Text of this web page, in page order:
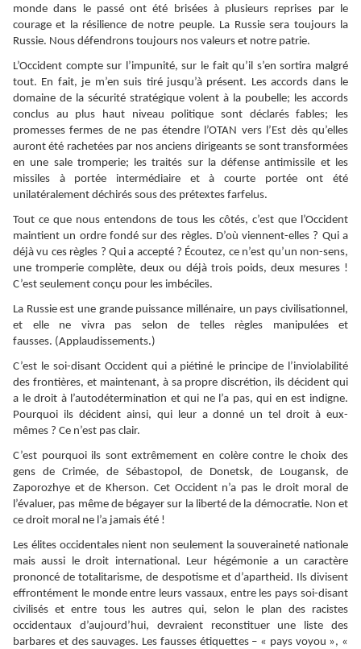
monde dans le passé ont été brisées à plusieurs reprises par le
courage et la résilience de notre peuple. La Russie sera toujours la
Russie. Nous défendrons toujours nos valeurs et notre patrie.
L’Occident compte sur l’impunité, sur le fait qu’il s’en sortira malgré
tout. En fait, je m’en suis tiré jusqu’à présent. Les accords dans le
domaine de la sécurité stratégique volent à la poubelle; les accords
conclus au plus haut niveau politique sont déclarés fables; les
promesses fermes de ne pas étendre l’OTAN vers l’Est dès qu’elles
auront été rachetées par nos anciens dirigeants se sont transformées
en une sale tromperie; les traités sur la défense antimissile et les
missiles à portée intermédiaire et à courte portée ont été
unilatéralement déchirés sous des prétextes farfelus.
Tout ce que nous entendons de tous les côtés, c’est que l’Occident
maintient un ordre fondé sur des règles. D’où viennent-elles ? Qui a
déjà vu ces règles ? Qui a accepté ? Écoutez, ce n’est qu’un non-sens,
une tromperie complète, deux ou déjà trois poids, deux mesures !
C’est seulement conçu pour les imbéciles.
La Russie est une grande puissance millénaire, un pays civilisationnel,
et elle ne vivra pas selon de telles règles manipulées et
fausses. (Applaudissements.)
C’est le soi-disant Occident qui a piétiné le principe de l’inviolabilité
des frontières, et maintenant, à sa propre discrétion, ils décident qui
a le droit à l’autodétermination et qui ne l’a pas, qui en est indigne.
Pourquoi ils décident ainsi, qui leur a donné un tel droit à eux-
mêmes ? Ce n’est pas clair.
C’est pourquoi ils sont extrêmement en colère contre le choix des
gens de Crimée, de Sébastopol, de Donetsk, de Lougansk, de
Zaporozhye et de Kherson. Cet Occident n’a pas le droit moral de
l’évaluer, pas même de bégayer sur la liberté de la démocratie. Non et
ce droit moral ne l’a jamais été !
Les élites occidentales nient non seulement la souveraineté nationale
mais aussi le droit international. Leur hégémonie a un caractère
prononcé de totalitarisme, de despotisme et d’apartheid. Ils divisent
effrontément le monde entre leurs vassaux, entre les pays soi-disant
civilisés et entre tous les autres qui, selon le plan des racistes
occidentaux d’aujourd’hui, devraient reconstituer une liste des
barbares et des sauvages. Les fausses étiquettes – « pays voyou », «